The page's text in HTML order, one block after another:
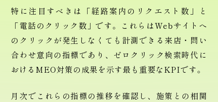
特に注目すべきは「経路案内のリクエスト数」と
「電話のクリック数」です。これらはWebサイトへ
のクリックが発生しなくても計測できる来店・問い
合わせ意向の指標であり、ゼロクリック検索時代に
おけるMEO対策の成果を示す最も重要なKPIです。
月次でこれらの指標の推移を確認し、施策との相関